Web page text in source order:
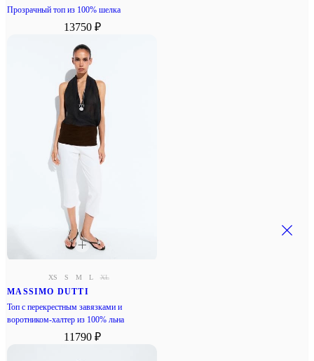
Прозрачный топ из 100% шелка
13750 ₽
XS S M L XL
MASSIMO DUTTI
Топ с перекрестным завязками и
воротником-халтер из 100% льна
11790 ₽